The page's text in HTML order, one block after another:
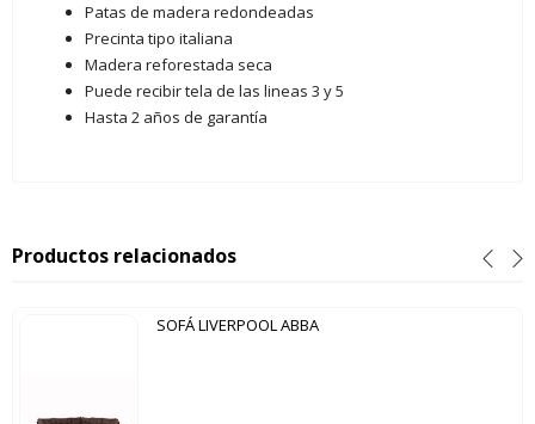
Patas de madera redondeadas
Precinta tipo italiana
Madera reforestada seca
Puede recibir tela de las lineas 3 y 5
Hasta 2 años de garantía
Productos relacionados
SOFÁ LIVERPOOL ABBA